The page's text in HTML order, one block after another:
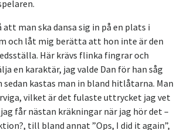
att man ska dansa sig in på en plats i
och låt mig berätta att hon inte är den
Här krävs flinka fingrar och
en karaktär, jag valde Dan för han såg
sedan kastas man in bland hitlåtarna. Man
vilket är det fulaste uttrycket jag vet
får nästan kräkningar när jag hör det –
till bland annat ”Ops, I did it again”,